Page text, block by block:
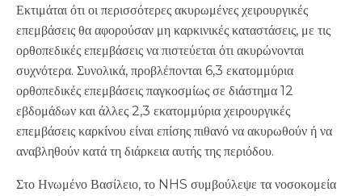
Εκτιμάται ότι οι περισσότερες ακυρωμένες χειρουργικές
επεμβάσεις θα αφορούσαν μη καρκινικές καταστάσεις, με τις
ορθοπεδικές επεμβάσεις να πιστεύεται ότι ακυρώνονται
συχνότερα. Συνολικά, προβλέπονται 6,3 εκατομμύρια
ορθοπεδικές επεμβάσεις παγκοσμίως σε διάστημα 12
εβδομάδων και άλλες 2,3 εκατομμύρια χειρουργικές
επεμβάσεις καρκίνου είναι επίσης πιθανό να ακυρωθούν ή να
αναβληθούν κατά τη διάρκεια αυτής της περιόδου.
Στο Ηνωμένο Βασίλειο, το NHS συμβούλεψε τα νοσοκομεία